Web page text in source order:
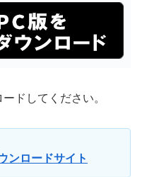
ドしてください。
ンロードサイト